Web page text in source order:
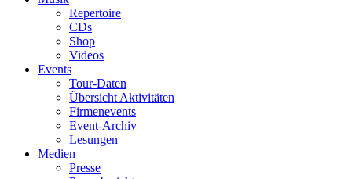
Repertoire
CDs
Shop
Videos
Events
Tour-Daten
Übersicht Aktivitäten
Firmenevents
Event-Archiv
Lesungen
Medien
Presse